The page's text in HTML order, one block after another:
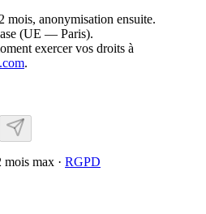
mois, anonymisation ensuite.
(UE — Paris).
exercer vos droits à
.
mois max · RGPD